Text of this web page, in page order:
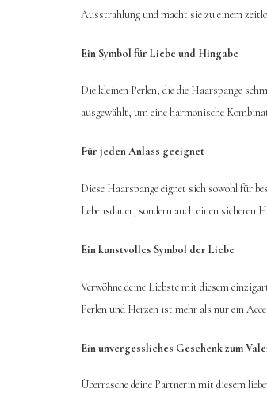
Ausstrahlung und macht sie zu einem
Ein Symbol für Liebe und Hingabe
Die kleinen Perlen, die die Haarspange
ausgewählt, um eine harmonische
Für jeden Anlass geeignet
Diese Haarspange eignet sich sowohl für
Lebensdauer, sondern auch einen sicheren
Ein kunstvolles Symbol der Liebe
Verwöhne deine Liebste mit diesem
Perlen und Herzen ist mehr als nur ein
Ein unvergessliches Geschenk zum
Überrasche deine Partnerin mit diesem